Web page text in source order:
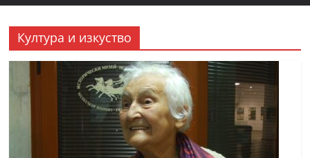
в
и
н
и
о
т
К
Култура и изкуство